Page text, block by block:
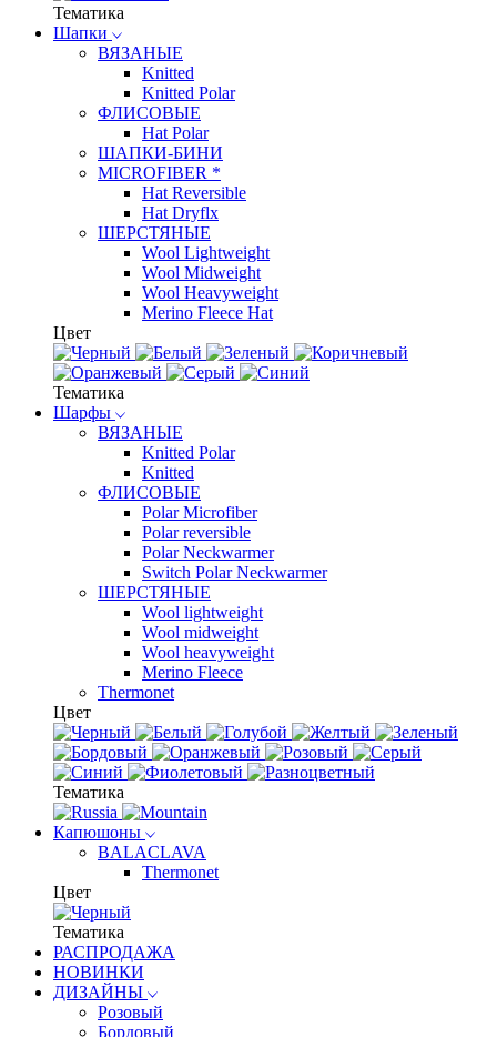
Тематика
Шапки
ВЯЗАНЫЕ
Knitted
Knitted Polar
ФЛИСОВЫЕ
Hat Polar
ШАПКИ-БИНИ
MICROFIBER *
Hat Reversible
Hat Dryflx
ШЕРСТЯНЫЕ
Wool Lightweight
Wool Midweight
Wool Heavyweight
Merino Fleece Hat
Цвет
Тематика
Шарфы
ВЯЗАНЫЕ
Knitted Polar
Knitted
ФЛИСОВЫЕ
Polar Microfiber
Polar reversible
Polar Neckwarmer
Switch Polar Neckwarmer
ШЕРСТЯНЫЕ
Wool lightweight
Wool midweight
Wool heavyweight
Merino Fleece
Thermonet
Цвет
Тематика
Капюшоны
BALACLAVA
Thermonet
Цвет
Тематика
РАСПРОДАЖА
НОВИНКИ
ДИЗАЙНЫ
Розовый
Бордовый